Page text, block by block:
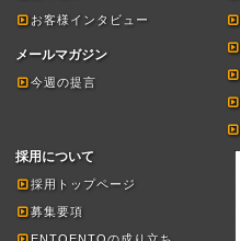
お客様インタビュー
メールマガジン
今週の提言
採用について
採用トップページ
募集要項